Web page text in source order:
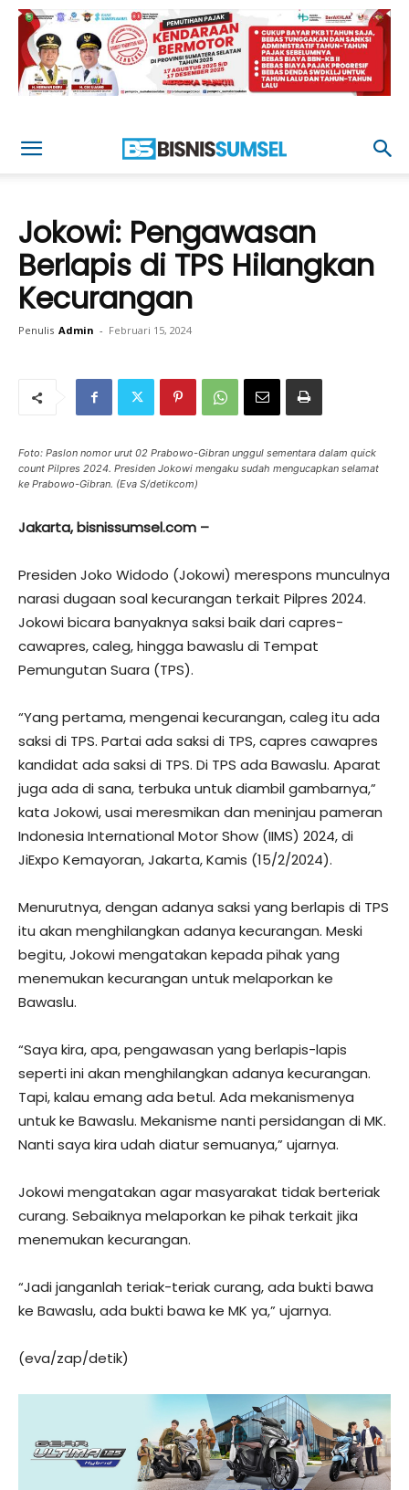
Jokowi: Pengawasan
Berlapis di TPS Hilangkan
Kecurangan
Penulis Admin - Februari 15, 2024
Foto: Paslon nomor urut 02 Prabowo-Gibran unggul sementara dalam quick
count Pilpres 2024. Presiden Jokowi mengaku sudah mengucapkan selamat
ke Prabowo-Gibran. (Eva S/detikcom)
Jakarta, bisnissumsel.com –
Presiden Joko Widodo (Jokowi) merespons munculnya
narasi dugaan soal kecurangan terkait Pilpres 2024.
Jokowi bicara banyaknya saksi baik dari capres-
cawapres, caleg, hingga bawaslu di Tempat
Pemungutan Suara (TPS).
“Yang pertama, mengenai kecurangan, caleg itu ada
saksi di TPS. Partai ada saksi di TPS, capres cawapres
kandidat ada saksi di TPS. Di TPS ada Bawaslu. Aparat
juga ada di sana, terbuka untuk diambil gambarnya,”
kata Jokowi, usai meresmikan dan meninjau pameran
Indonesia International Motor Show (IIMS) 2024, di
JiExpo Kemayoran, Jakarta, Kamis (15/2/2024).
Menurutnya, dengan adanya saksi yang berlapis di TPS
itu akan menghilangkan adanya kecurangan. Meski
begitu, Jokowi mengatakan kepada pihak yang
menemukan kecurangan untuk melaporkan ke
Bawaslu.
“Saya kira, apa, pengawasan yang berlapis-lapis
seperti ini akan menghilangkan adanya kecurangan.
Tapi, kalau emang ada betul. Ada mekanismenya
untuk ke Bawaslu. Mekanisme nanti persidangan di MK.
Nanti saya kira udah diatur semuanya,” ujarnya.
Jokowi mengatakan agar masyarakat tidak berteriak
curang. Sebaiknya melaporkan ke pihak terkait jika
menemukan kecurangan.
“Jadi janganlah teriak-teriak curang, ada bukti bawa
ke Bawaslu, ada bukti bawa ke MK ya,” ujarnya.
(eva/zap/detik)